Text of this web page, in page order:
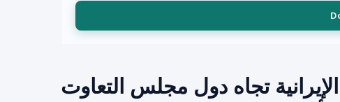
تجاه دول مجلس التعاوت